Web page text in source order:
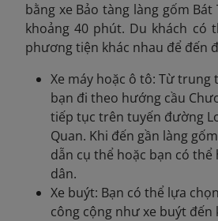
bằng xe Bảo tàng làng gốm
khoảng 40 phút. Du khách có
phương tiện khác nhau để đến
Xe máy hoặc ô tô: Từ trung
bạn đi theo hướng cầu
tiếp tục trên tuyến đường
Quan. Khi đến gần làng
dẫn cụ thể hoặc bạn có
dân.
Xe buýt: Bạn có thể lựa
công cộng như xe buýt đến